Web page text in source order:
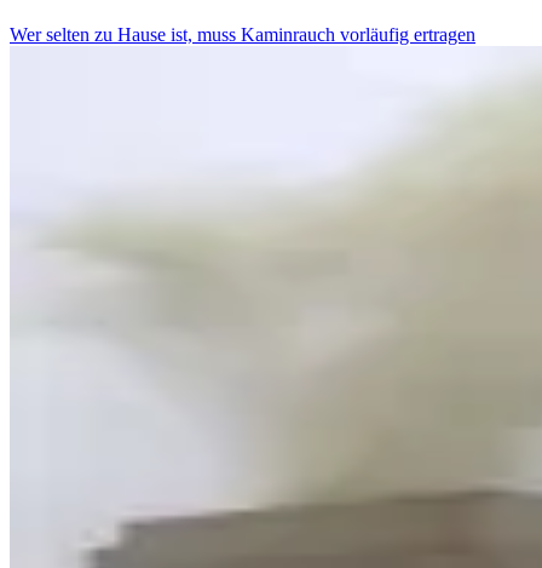
Wer selten zu Hause ist, muss Kaminrauch vorläufig ertragen